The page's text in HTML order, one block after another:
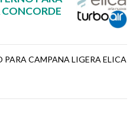
CAMPANA LIGERA ELICA